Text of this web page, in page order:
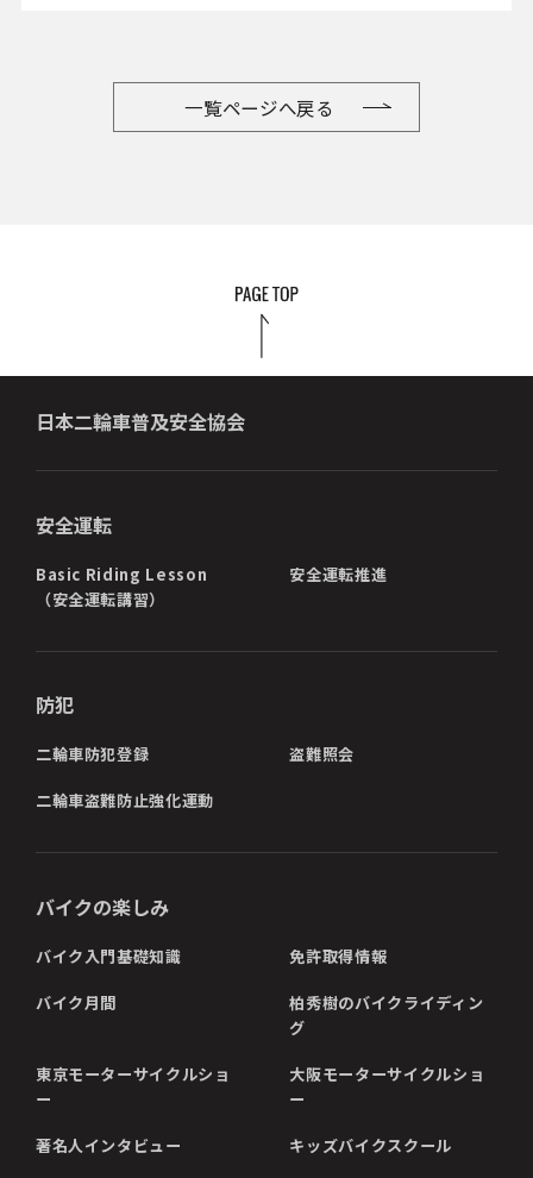
一覧ページへ戻る
日本二輪車普及安全協会
安全運転
Basic Riding Lesson
（安全運転講習）
安全運転推進
防犯
二輪車防犯登録 盗難照会
二輪車盗難防止強化運動
バイクの楽しみ
バイク入門基礎知識 免許取得情報
バイク月間
柏秀樹のバイクライディン
グ
東京モーターサイクルショ
ー
大阪モーターサイクルショ
ー
著名人インタビュー キッズバイクスクール